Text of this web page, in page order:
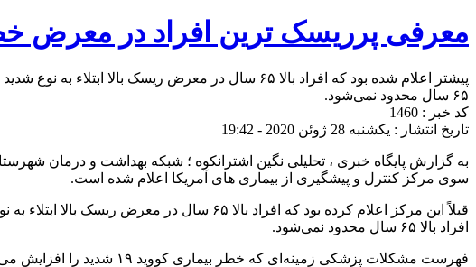
معرفی پرریسک ترین افراد در معرض خطر
پیشتر اعلام شده بود که افراد بالا ۶۵ سال در معرض
۶۵ سال محدود نمی‌شود.
کد خبر : 1460
تاریخ انتشار : یکشنبه 28 ژوئن 2020 - 19:42
به گزارش پایگاه خبری ، تحلیلی نگین اشترانکوه ؛ شبکه بهداشت و درمان
سوی مرکز کنترل و پیشگیری از بیماری های آمریکا اعلام شده است.
قبلاً این مرکز اعلام کرده بود که افراد
افراد بالا ۶۵ سال محدود نمی‌شود.
فهرست مشکلات پزشکی زمینه‌ای که خطر بیماری کووید ۱۹ شدید را افزایش می‌دهد به ترتیب زیر بسط و گسترش یافته است: